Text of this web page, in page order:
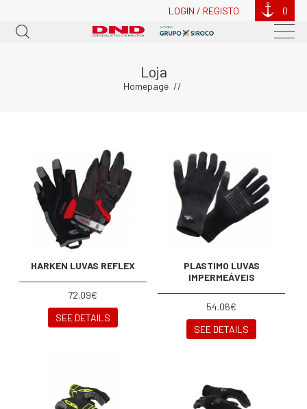
LOGIN / REGISTO 0
Loja
Homepage
HARKEN LUVAS REFLEX
72.09€
SEE DETAILS
PLASTIMO LUVAS
IMPERMEÁVEIS
54.06€
SEE DETAILS